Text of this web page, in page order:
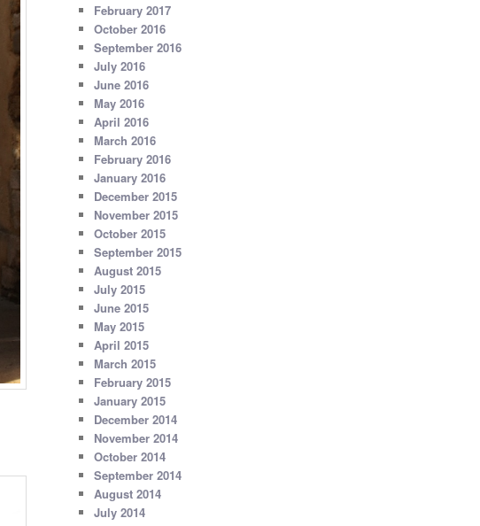
February 2017
October 2016
September 2016
July 2016
June 2016
May 2016
April 2016
March 2016
February 2016
January 2016
December 2015
November 2015
October 2015
September 2015
August 2015
July 2015
June 2015
May 2015
April 2015
March 2015
February 2015
January 2015
December 2014
November 2014
October 2014
September 2014
August 2014
July 2014